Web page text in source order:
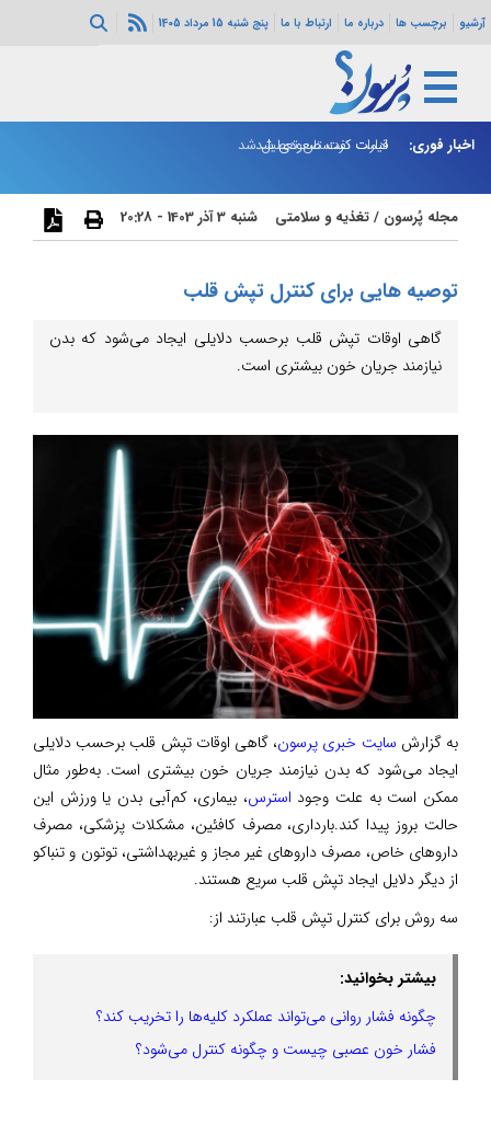
آرشیو برچسب ها درباره ما ارتباط با ما پنج شنبه 15 مرداد 1405
اخبار فوری: ادارات کردستان تعطیل شد
قیمت نفت صعودی شد
مجله پُرسون /تغذیه و سلامتی شنبه 3 آذر 1403 - 20:28
توصیه هایی برای کنترل تپش قلب
گاهی اوقات تپش قلب برحسب دلایلی ایجاد می‌شود که بدن
نیازمند جریان خون بیشتری است.
به گزارش سایت خبری پرسون، گاهی اوقات تپش قلب برحسب دلایلی
ایجاد می‌شود که بدن نیازمند جریان خون بیشتری است. به‌طور مثال
ممکن است به علت وجود استرس، بیماری، کم‌آبی بدن یا ورزش این
حالت بروز پیدا کند.بارداری، مصرف کافئین، مشکلات پزشکی، مصرف
داروهای خاص، مصرف داروهای غیر مجاز و غیربهداشتی، توتون و تنباکو
از دیگر دلایل ایجاد تپش قلب سریع هستند.
سه روش برای کنترل تپش قلب عبارتند از:
بیشتر بخوانید:
چگونه فشار روانی می‌تواند عملکرد کلیه‌ها را تخریب کند؟
فشار خون عصبی چیست و چگونه کنترل می‌شود؟